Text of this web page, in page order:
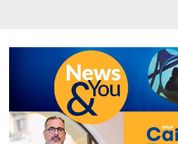
l
s